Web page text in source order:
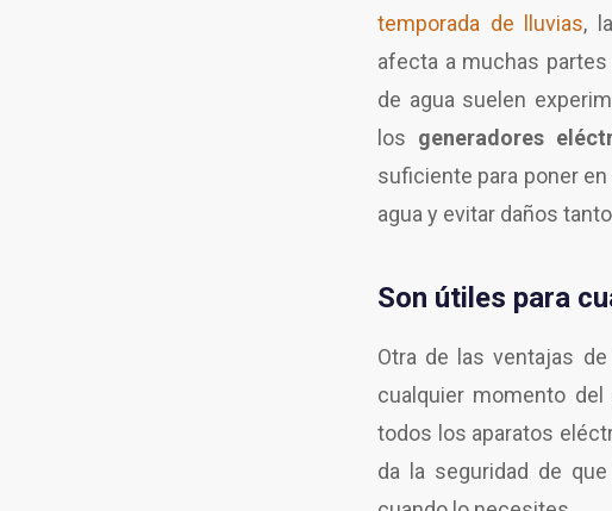
temporada de lluvias,
afecta a muchas
de agua suelen
los generadores
suficiente para poner
agua y evitar daños
Son útiles para
Otra de las ventajas
cualquier momento
todos los aparatos
da la seguridad de